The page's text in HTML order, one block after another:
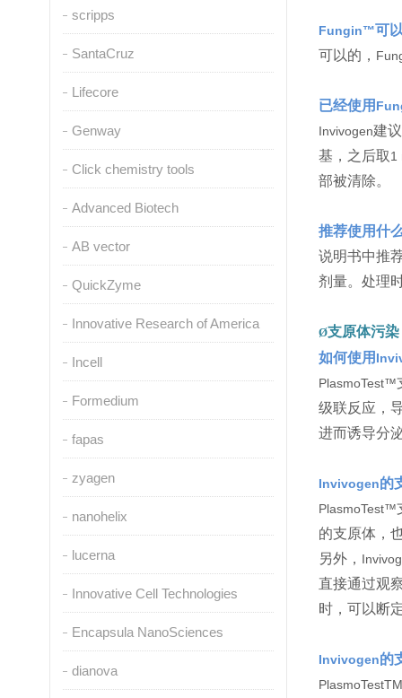
scripps
SantaCruz
Lifecore
Genway
Click chemistry tools
Advanced Biotech
AB vector
QuickZyme
Innovative Research of America
Incell
Formedium
fapas
zyagen
nanohelix
lucerna
Innovative Cell Technologies
Encapsula NanoSciences
dianova
Fungin™可
可以的，
已经使用
Invivogen建
基，之后取1
部被清除。
推荐使用什
说明书中推
剂量。处理
Ø支原体污染
如何使用
PlasmoTest™
级联反应，
进而诱导分
Invivogen的
PlasmoTest™
的支原体，
另外，
直接通过观
时，可以断
Invivogen的
PlasmoTestTM